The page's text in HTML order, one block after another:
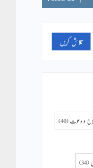
و دعوت (40)
(34)